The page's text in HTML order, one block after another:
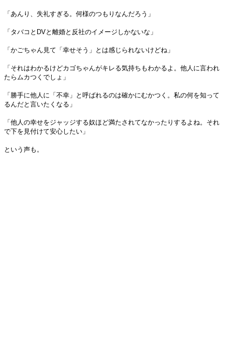
「あんり、失礼すぎる。何様のつもりなんだろう」
「タバコとDVと離婚と反社のイメージしかないな」
「かごちゃん見て「幸せそう」とは感じられないけどね」
「それはわかるけどカゴちゃんがキレる気持ちもわかるよ。他人に言われ
たらムカつくでしょ」
「勝手に他人に「不幸」と呼ばれるのは確かにむかつく。私の何を知って
るんだと言いたくなる」
「他人の幸せをジャッジする奴ほど満たされてなかったりするよね。それ
で下を見付けて安心したい」
という声も。